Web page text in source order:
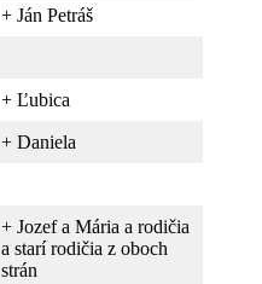
+ Ján Petráš
+ Ľubica
+ Daniela
+ Jozef a Mária a rodičia
a starí rodičia z oboch
strán